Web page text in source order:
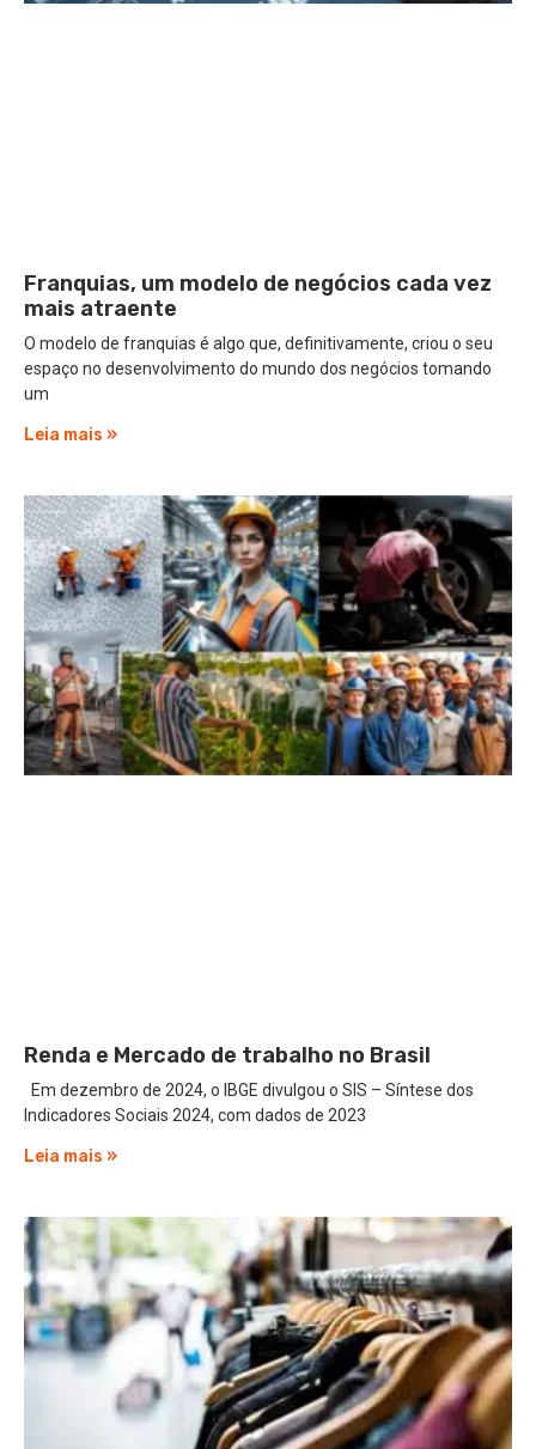
Franquias, um modelo de negócios cada vez
mais atraente
O modelo de franquias é algo que, definitivamente, criou o seu
espaço no desenvolvimento do mundo dos negócios tomando
um
Leia mais »
Renda e Mercado de trabalho no Brasil
Em dezembro de 2024, o IBGE divulgou o SIS – Síntese dos
Indicadores Sociais 2024, com dados de 2023
Leia mais »